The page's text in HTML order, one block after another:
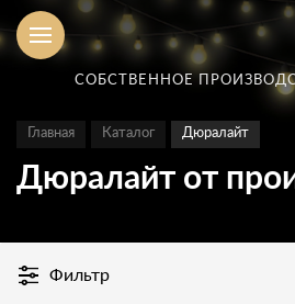
СОБСТВЕННОЕ
Главная Каталог Дюралайт
Дюралайт от
Фильтр